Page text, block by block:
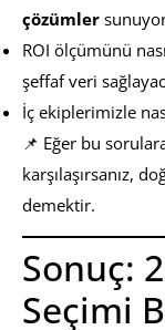
çözümler
ROI ölçümünü
şeffaf veri
İç ekiplerimizle
📌 Eğer bu
karşılaşırsanız,
demektir.
Sonuç:
Seçimi